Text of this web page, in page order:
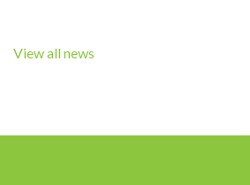
View all news